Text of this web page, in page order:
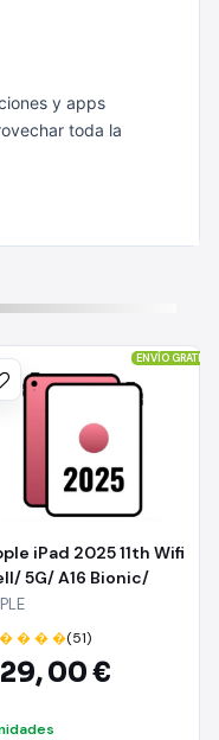
y apps
toda la
iPad 2025 11th Wifi
5G/ A16 Bionic/
Rosa
� � �(51)
00 €
ENVÍO GRATIS